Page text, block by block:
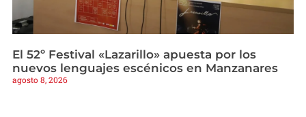
El 52º Festival «Lazarillo» apuesta por los
nuevos lenguajes escénicos en Manzanares
agosto 8, 2026